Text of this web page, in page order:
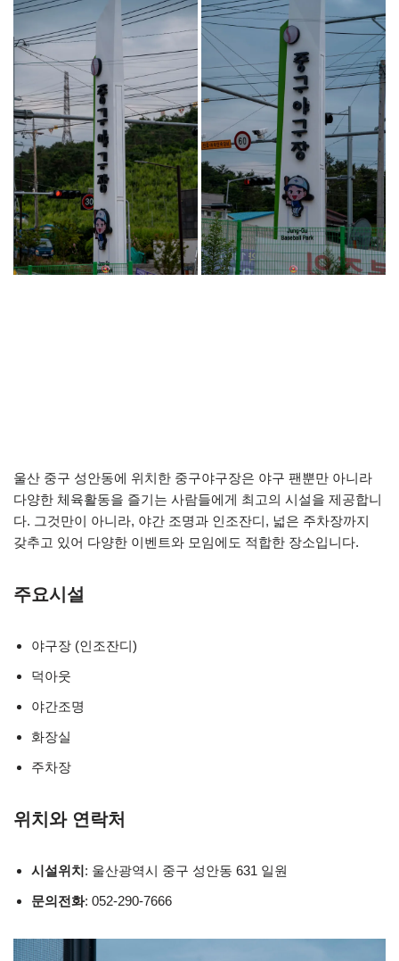
울산 중구 성안동에 위치한 중구야구장은 야구 팬뿐만 아니라
다양한 체육활동을 즐기는 사람들에게 최고의 시설을 제공합니
다. 그것만이 아니라, 야간 조명과 인조잔디, 넓은 주차장까지
갖추고 있어 다양한 이벤트와 모임에도 적합한 장소입니다.
주요시설
야구장 (인조잔디)
덕아웃
야간조명
화장실
주차장
위치와 연락처
시설위치: 울산광역시 중구 성안동 631 일원
문의전화: 052-290-7666